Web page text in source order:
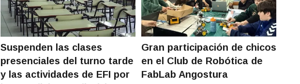
Suspenden las clases
presenciales del turno tarde
y las actividades de EFI por
Gran participación de chicos
en el Club de Robótica de
FabLab Angostura